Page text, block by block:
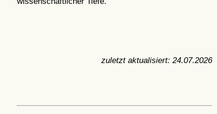
zuletzt aktualisiert: 24.07.2026